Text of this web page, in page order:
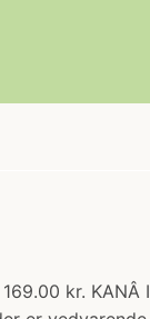
kr. KANÂ